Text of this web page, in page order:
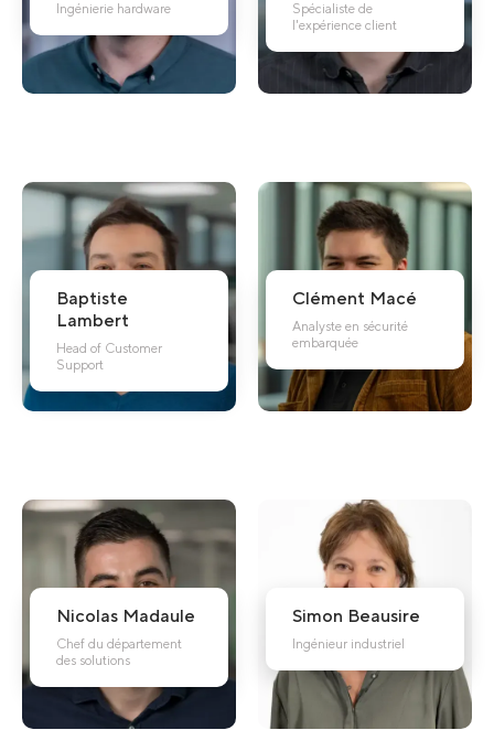
Ingénierie hardware
Spécialiste de
l'expérience client
Baptiste
Lambert
Head of Customer
Support
Clément Macé
Analyste en sécurité
embarquée
Nicolas Madaule
Chef du département
des solutions
Simon Beausire
Ingénieur industriel